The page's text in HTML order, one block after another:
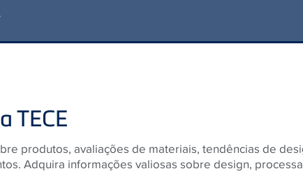
produtos, avaliações de materiais, tendências de
Adquira informações valiosas sobre design,